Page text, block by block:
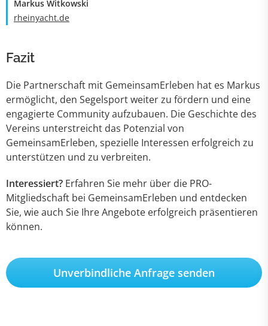
Markus Witkowski
rheinyacht.de
Fazit
Die Partnerschaft mit GemeinsamErleben hat es Markus
ermöglicht, den Segelsport weiter zu fördern und eine
engagierte Community aufzubauen. Die Geschichte des
Vereins unterstreicht das Potenzial von
GemeinsamErleben, spezielle Interessen erfolgreich zu
unterstützen und zu verbreiten.
Interessiert? Erfahren Sie mehr über die PRO-
Mitgliedschaft bei GemeinsamErleben und entdecken
Sie, wie auch Sie Ihre Angebote erfolgreich präsentieren
können.
Unverbindliche Anfrage senden